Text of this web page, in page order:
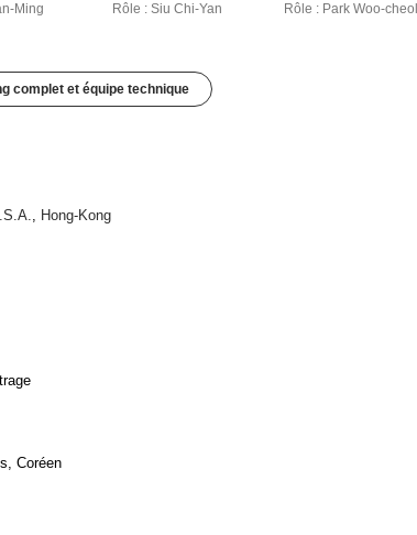
Ming Rôle : Siu Chi-Yan Rôle : Park Woo-cheol
complet et équipe technique
, Hong-Kong
Coréen